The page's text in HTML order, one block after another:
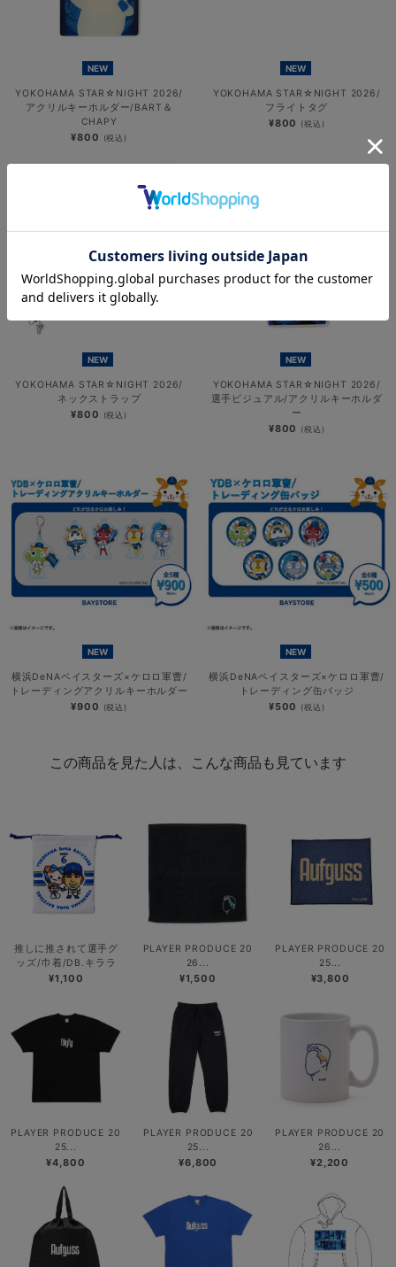
NEW
YOKOHAMA STAR☆NIGHT 2026/
アクリルキーホルダー/BART＆
CHAPY
¥800 (税込)
NEW
YOKOHAMA STAR☆NIGHT 2026/
フライトタグ
¥800 (税込)
NEW
YOKOHAMA STAR☆NIGHT 2026/
ネックストラップ
¥800 (税込)
NEW
YOKOHAMA STAR☆NIGHT 2026/
選手ビジュアル/アクリルキーホルダ
ー
¥800 (税込)
NEW
横浜DeNAベイスターズ×ケロロ軍曹/
トレーディングアクリルキーホルダー
¥900 (税込)
NEW
横浜DeNAベイスターズ×ケロロ軍曹/
トレーディング缶バッジ
¥500 (税込)
この商品を見た人は、こんな商品も見ています
推しに推されて選手グ
ッズ/巾着/DB.キララ
¥1,100
PLAYER PRODUCE 20
26...
¥1,500
PLAYER PRODUCE 20
25...
¥3,800
PLAYER PRODUCE 20
25...
¥4,800
PLAYER PRODUCE 20
25...
¥6,800
PLAYER PRODUCE 20
26...
¥2,200